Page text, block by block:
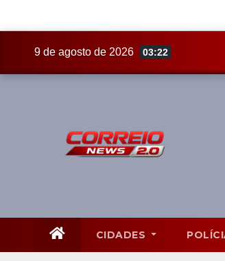
9 de agosto de 2026 03:22
CIDADES